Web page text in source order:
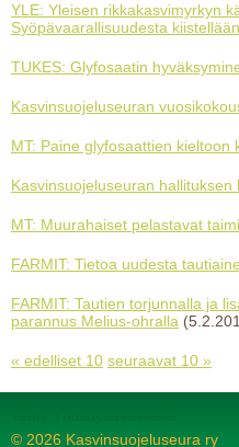
YLE: Yleisen rikkakasvimyrkyn
Syöpävaarallisuudesta kiistellään
TUKES: Glyfosaatin
Kasvinsuojeluseuran
MT: Paine glyfosaattien kieltoon
Kasvinsuojeluseuran hallituksen
MT: Muurahaiset pelastavat
FARMIT: Tietoa uudesta
FARMIT: Tautien torjunnalla ja
parannus Melius-ohralla
« edelliset 10 seuraavat 10 »
© 2026 Kasvinsuojeluseura ry